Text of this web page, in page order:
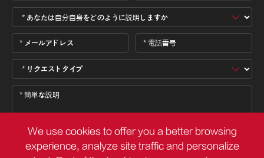
We use cookies to offer you a better browsing
experience, analyze site traffic and personalize